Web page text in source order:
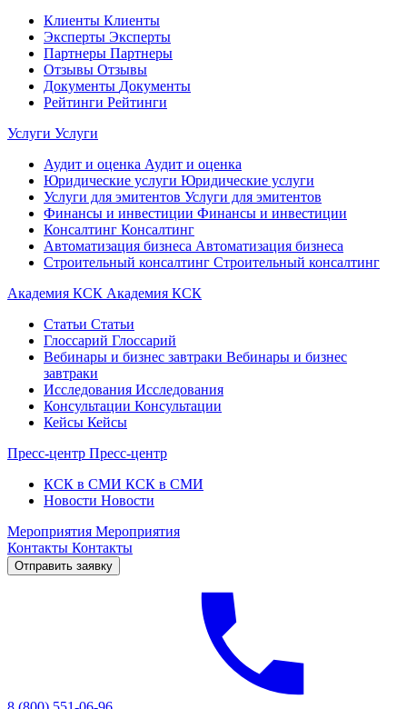
Клиенты Клиенты
Эксперты Эксперты
Партнеры Партнеры
Отзывы Отзывы
Документы Документы
Рейтинги Рейтинги
Услуги Услуги
Аудит и оценка Аудит и оценка
Юридические услуги Юридические услуги
Услуги для эмитентов Услуги для эмитентов
Финансы и инвестиции Финансы и инвестиции
Консалтинг Консалтинг
Автоматизация бизнеса Автоматизация бизнеса
Строительный консалтинг Строительный консалтинг
Академия КСК Академия КСК
Статьи Статьи
Глоссарий Глоссарий
Вебинары и бизнес завтраки Вебинары и бизнес
завтраки
Исследования Исследования
Консультации Консультации
Кейсы Кейсы
Пресс-центр Пресс-центр
КСК в СМИ КСК в СМИ
Новости Новости
Мероприятия Мероприятия
Контакты Контакты
Отправить заявку